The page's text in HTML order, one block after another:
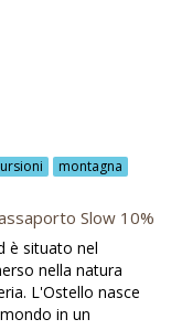
montagna
Slow 10%
è situato nel
nella natura
L'Ostello nasce
in un